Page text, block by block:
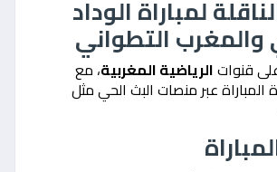
لمباراة الوداد
والمغرب التطواني
قنواتالرياضية المغربية، مع
عبر منصات البث الحي مثل